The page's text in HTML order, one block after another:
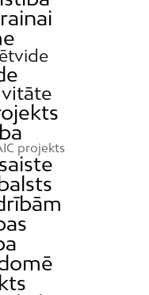
projekts